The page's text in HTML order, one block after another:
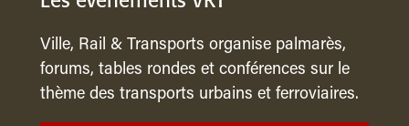
Ville, Rail & Transports organise palmarès,
forums, tables rondes et conférences sur le
thème des transports urbains et ferroviaires.